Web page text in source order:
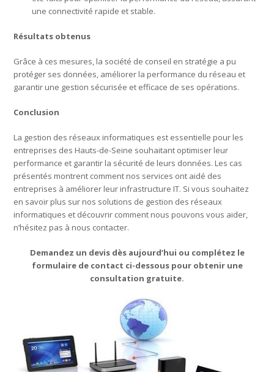
une connectivité rapide et stable.
Résultats obtenus
Grâce à ces mesures, la société de conseil en stratégie a pu
protéger ses données, améliorer la performance du réseau et
garantir une gestion sécurisée et efficace de ses opérations.
Conclusion
La gestion des réseaux informatiques est essentielle pour les
entreprises des Hauts-de-Seine souhaitant optimiser leur
performance et garantir la sécurité de leurs données. Les cas
présentés montrent comment nos services ont aidé des
entreprises à améliorer leur infrastructure IT. Si vous souhaitez
en savoir plus sur nos solutions de gestion des réseaux
informatiques et découvrir comment nous pouvons vous aider,
n’hésitez pas à nous contacter.
Demandez un devis dès aujourd’hui ou complétez le
formulaire de contact ci-dessous pour obtenir une
consultation gratuite.